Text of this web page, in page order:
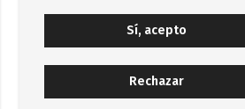
© 2025. Iberocelulosa
Sí, acepto
Rechazar